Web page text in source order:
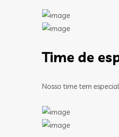
Time de
Nosso time tem